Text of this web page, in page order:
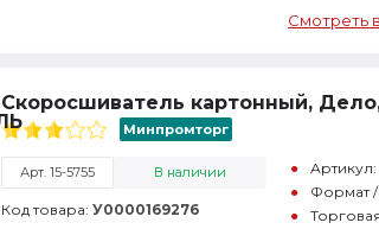
Смотреть
Скоросшиватель картонный,
Минпромторг
Арт. 15-5755 В наличии
Код товара: У0000169276
Артикул:
Формат